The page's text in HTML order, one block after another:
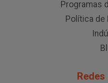
Programas
Política de